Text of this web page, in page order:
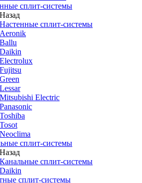
сплит-системы
Назад
Настенные сплит-системы
Aeronik
Ballu
Daikin
Electrolux
Fujitsu
Green
Lessar
Mitsubishi Electric
Panasonic
Toshiba
Tosot
Neoclima
сплит-системы
Назад
Канальные сплит-системы
Daikin
сплит-системы